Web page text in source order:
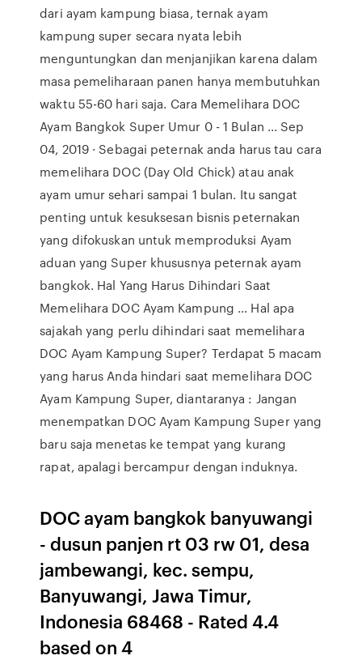
dari ayam kampung biasa, ternak ayam
kampung super secara nyata lebih
menguntungkan dan menjanjikan karena dalam
masa pemeliharaan panen hanya membutuhkan
waktu 55-60 hari saja. Cara Memelihara DOC
Ayam Bangkok Super Umur 0 - 1 Bulan ... Sep
04, 2019 · Sebagai peternak anda harus tau cara
memelihara DOC (Day Old Chick) atau anak
ayam umur sehari sampai 1 bulan. Itu sangat
penting untuk kesuksesan bisnis peternakan
yang difokuskan untuk memproduksi Ayam
aduan yang Super khususnya peternak ayam
bangkok. Hal Yang Harus Dihindari Saat
Memelihara DOC Ayam Kampung ... Hal apa
sajakah yang perlu dihindari saat memelihara
DOC Ayam Kampung Super? Terdapat 5 macam
yang harus Anda hindari saat memelihara DOC
Ayam Kampung Super, diantaranya : Jangan
menempatkan DOC Ayam Kampung Super yang
baru saja menetas ke tempat yang kurang
rapat, apalagi bercampur dengan induknya.
DOC ayam bangkok banyuwangi
- dusun panjen rt 03 rw 01, desa
jambewangi, kec. sempu,
Banyuwangi, Jawa Timur,
Indonesia 68468 - Rated 4.4
based on 4